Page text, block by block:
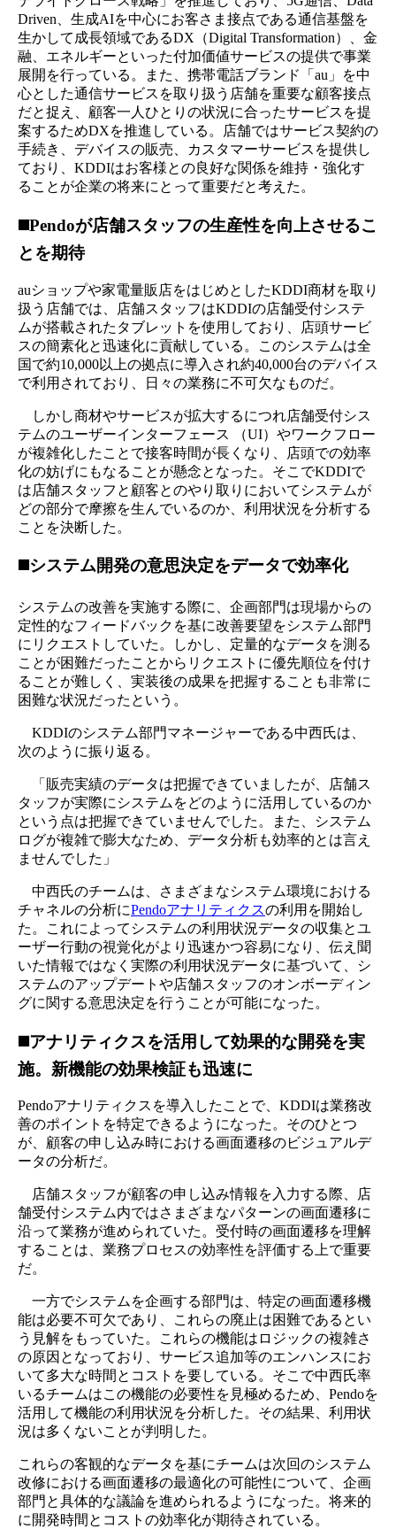
Driven、生成AIを中心にお客さま接点である通信基盤を
生かして成長領域であるDX（Digital Transformation）、金
融、エネルギーといった付加価値サービスの提供で事業
展開を行っている。また、携帯電話ブランド「au」を中
心とした通信サービスを取り扱う店舗を重要な顧客接点
だと捉え、顧客一人ひとりの状況に合ったサービスを提
案するためDXを推進している。店舗ではサービス契約の
手続き、デバイスの販売、カスタマーサービスを提供し
ており、KDDIはお客様との良好な関係を維持・強化す
ることが企業の将来にとって重要だと考えた。
◼️Pendoが店舗スタッフの生産性を向上させるこ
とを期待
auショップや家電量販店をはじめとしたKDDI商材を取り
扱う店舗では、店舗スタッフはKDDIの店舗受付システ
ムが搭載されたタブレットを使用しており、店頭サービ
スの簡素化と迅速化に貢献している。このシステムは全
国で約10,000以上の拠点に導入され約40,000台のデバイス
で利用されており、日々の業務に不可欠なものだ。
しかし商材やサービスが拡大するにつれ店舗受付シス
テムのユーザーインターフェース （UI）やワークフロー
が複雑化したことで接客時間が長くなり、店頭での効率
化の妨げにもなることが懸念となった。そこでKDDIで
は店舗スタッフと顧客とのやり取りにおいてシステムが
どの部分で摩擦を生んでいるのか、利用状況を分析する
ことを決断した。
◼️システム開発の意思決定をデータで効率化
システムの改善を実施する際に、企画部門は現場からの
定性的なフィードバックを基に改善要望をシステム部門
にリクエストしていた。しかし、定量的なデータを測る
ことが困難だったことからリクエストに優先順位を付け
ることが難しく、実装後の成果を把握することも非常に
困難な状況だったという。
KDDIのシステム部門マネージャーである中西氏は、
次のように振り返る。
「販売実績のデータは把握できていましたが、店舗ス
タッフが実際にシステムをどのように活用しているのか
という点は把握できていませんでした。また、システム
ログが複雑で膨大なため、データ分析も効率的とは言え
ませんでした」
中西氏のチームは、さまざまなシステム環境における
チャネルの分析にPendoアナリティクスの利用を開始し
た。これによってシステムの利用状況データの収集とユ
ーザー行動の視覚化がより迅速かつ容易になり、伝え聞
いた情報ではなく実際の利用状況データに基づいて、シ
ステムのアップデートや店舗スタッフのオンボーディン
グに関する意思決定を行うことが可能になった。
◼️アナリティクスを活用して効果的な開発を実
施。新機能の効果検証も迅速に
Pendoアナリティクスを導入したことで、KDDIは業務改
善のポイントを特定できるようになった。そのひとつ
が、顧客の申し込み時における画面遷移のビジュアルデ
ータの分析だ。
店舗スタッフが顧客の申し込み情報を入力する際、店
舗受付システム内ではさまざまなパターンの画面遷移に
沿って業務が進められていた。受付時の画面遷移を理解
することは、業務プロセスの効率性を評価する上で重要
だ。
一方でシステムを企画する部門は、特定の画面遷移機
能は必要不可欠であり、これらの廃止は困難であるとい
う見解をもっていた。これらの機能はロジックの複雑さ
の原因となっており、サービス追加等のエンハンスにお
いて多大な時間とコストを要している。そこで中西氏率
いるチームはこの機能の必要性を見極めるため、Pendoを
活用して機能の利用状況を分析した。その結果、利用状
況は多くないことが判明した。
これらの客観的なデータを基にチームは次回のシステム
改修における画面遷移の最適化の可能性について、企画
部門と具体的な議論を進められるようになった。将来的
に開発時間とコストの効率化が期待されている。